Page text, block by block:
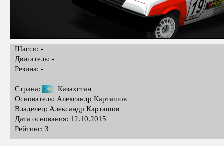
Шасси: -
Двигатель: -
Резина: -
Страна:
Казахстан
Основатель: Александр Карташов
Владелец: Александр Карташов
Дата основания: 12.10.2015
Рейтинг: 3